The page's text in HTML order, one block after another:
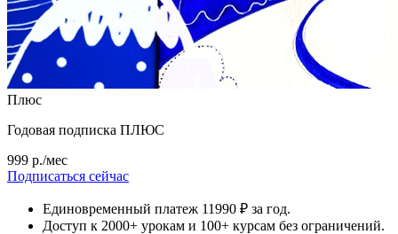
Плюс
Годовая подписка ПЛЮС
999 р./мес
Подписаться сейчас
Единовременный платеж 11990 ₽ за год.
Доступ к 2000+ урокам и 100+ курсам без ограничений.